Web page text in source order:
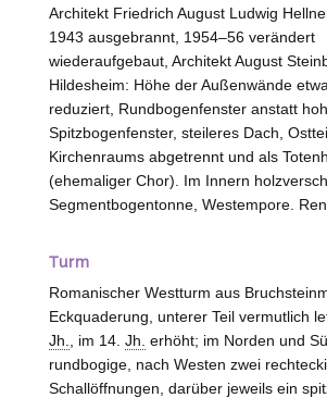
Architekt Friedrich August Ludwig
1943 ausgebrannt, 1954–56 verändert
wiederaufgebaut, Architekt August
Hildesheim: Höhe der Außenwände
reduziert, Rundbogenfenster anstatt
Spitzbogenfenster, steileres Dach,
Kirchenraums abgetrennt und als
(ehemaliger Chor). Im Innern
Segmentbogentonne, Westempore.
Turm
Romanischer Westturm aus
Eckquaderung, unterer Teil vermutlich
Jh.
, im 14. Jh. erhöht; im Norden und
rundbogige, nach Westen zwei
Schallöffnungen, darüber jeweils ein